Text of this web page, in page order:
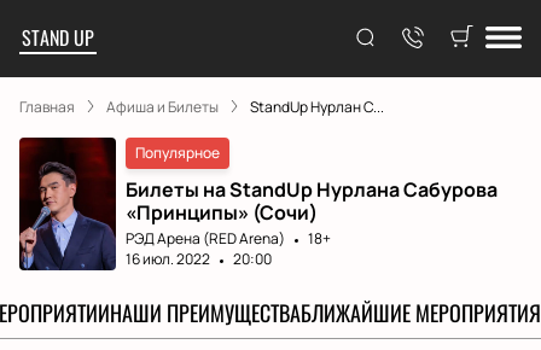
STAND UP
Главная Афиша и Билеты StandUp Нурлан С...
Популярное
Билеты на StandUp Нурлана Сабурова
«Принципы» (Сочи)
РЭД Арена (RED Arena)
18+
16 июл. 2022
20:00
НАШИ ПРЕИМУЩЕСТВАБЛИЖАЙШИЕ МЕРОПРИЯТИЯ